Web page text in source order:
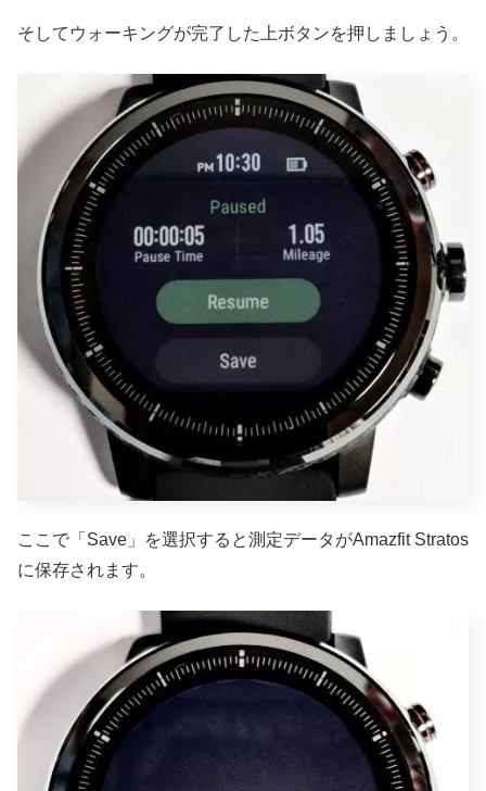
そしてウォーキングが完了した上ボタンを押しましょう。
ここで「Save」を選択すると測定データがAmazfit Stratos
に保存されます。